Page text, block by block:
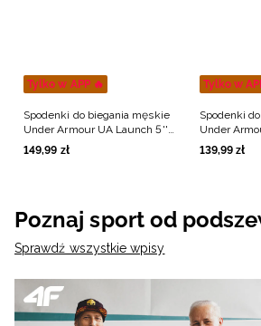
Tylko w APP 🔥
Spodenki do biegania męskie
Under Armour UA Launch 5''
Shorts - czarne
149,99 zł
Tylko w
Spodenki
Under
Shorts -
139,99 zł
Poznaj sport od
Sprawdź wszystkie wpisy